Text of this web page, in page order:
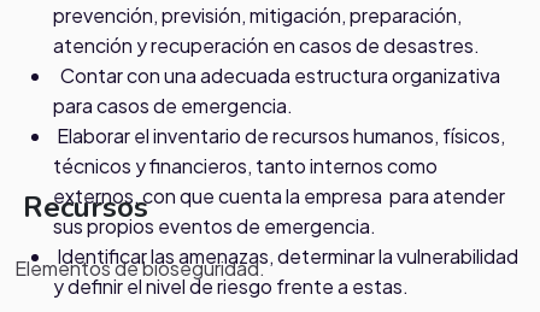
prevención, previsión, mitigación, preparación,
atención y recuperación en casos de desastres.
Contar con una adecuada estructura organizativa
para casos de emergencia.
Elaborar el inventario de recursos humanos, físicos,
técnicos y financieros, tanto internos como
externos, con que cuenta la empresa para atender
sus propios eventos de emergencia.
Identificar las amenazas, determinar la vulnerabilidad
y definir el nivel de riesgo frente a estas.
Recursos
Elementos de bioseguridad.